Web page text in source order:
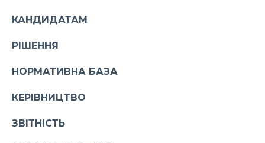
КАНДИДАТАМ
РІШЕННЯ
НОРМАТИВНА БАЗА
КЕРІВНИЦТВО
ЗВІТНІСТЬ